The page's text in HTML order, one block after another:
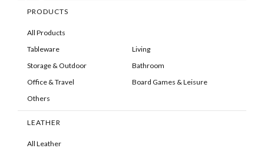
PRODUCTS
All Products
Tableware
Living
Storage & Outdoor
Bathroom
Office & Travel
Board Games & Leisure
Others
LEATHER
All Leather